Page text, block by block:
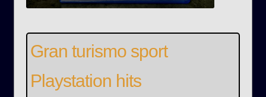
Gran turismo sport
Playstation hits